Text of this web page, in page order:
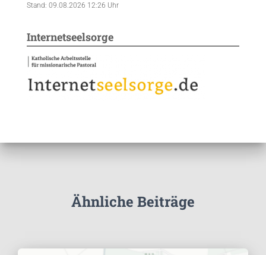
Stand: 09.08.2026 12:26 Uhr
Internetseelsorge
Ähnliche Beiträge